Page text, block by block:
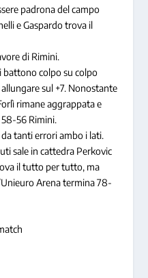
padrona del campo
e Gaspardo trova il
di Rimini.
battono colpo su colpo
sul +7. Nonostante
rimane aggrappata e
56 Rimini.
tanti errori ambo i lati.
sale in cattedra Perkovic
il tutto per tutto, ma
Arena termina 78-